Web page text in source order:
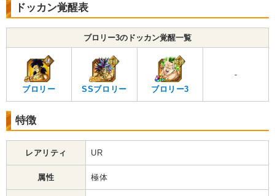
ドッカン覚醒表
ブロリー3のドッカン覚醒一覧
ブロリー SSブロリー ブロリー3
-
特徴
レアリティ UR
属性 極体